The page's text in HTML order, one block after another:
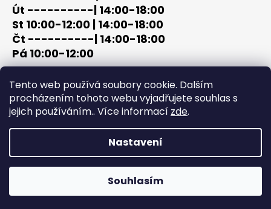
Tento web používá soubory cookie. Dalším
procházením tohoto webu vyjadřujete souhlas s
jejich používáním.. Více informací zde.
Nastavení
Souhlasím
Út ----------| 14:00-18:00
St 10:00-12:00 | 14:00-18:00
Čt ----------| 14:00-18:00
Pá 10:00-12:00
tel: +420 603 320 859
email: terc-zbrane@seznam.cz
Copyright 2026PROCHÁZKA | OUTDOOR - LOV. Všechna
práva vyhrazena.Upravit nastavení cookies